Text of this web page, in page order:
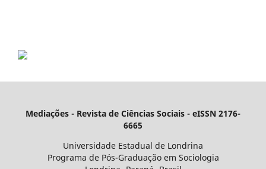
Mediações - Revista de Ciências Sociais - eISSN 2176-
6665
Universidade Estadual de Londrina
Programa de Pós-Graduação em Sociologia